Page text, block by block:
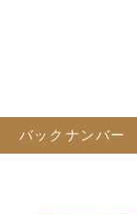
バック ナンバー